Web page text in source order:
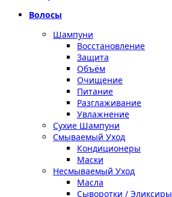
Волосы
Шампуни
Восстановление
Защита
Объём
Очищение
Питание
Разглаживание
Увлажнение
Сухие Шампуни
Смываемый Уход
Кондиционеры
Маски
Несмываемый Уход
Масла
Сыворотки / Эликсиры